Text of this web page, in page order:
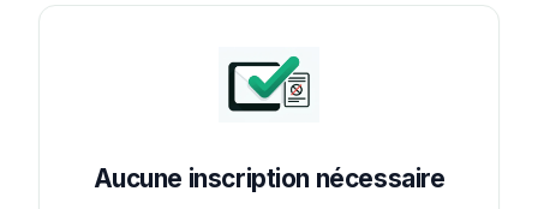
Aucune inscription nécessaire